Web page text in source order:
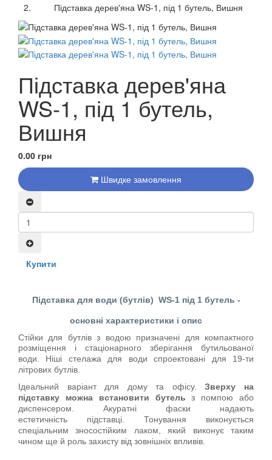
Підставка дерев'яна WS-1, під 1 бутель, Вишня
Підставка дерев'яна
WS-1, під 1 бутель,
Вишня
0.00 грн
Швидке замовлення
Купити
Підставка для води (бутлів) WS-1 під 1 бутель -
основні характеристики і опис
Стійки для бутлів з водою призначені для компактного
розміщення і стаціонарного зберігання бутильованої
води. Ніші стелажа для води спроектовані для 19-ти
літрових бутлів.
Ідеальний варіант для
дому та офісу.Зверху
на
підставку
можна встановити бутель з помпою
або
диспенсером. Акуратні фаски надають
естетичність
підставці . Тонування виконується
спеціальним зносостійким лаком, який виконує таким
чином ще й роль захисту від зовнішніх впливів.